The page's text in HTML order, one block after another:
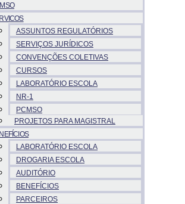
ASSUNTOS REGULATÓRIOS
SERVIÇOS JURÍDICOS
CONVENÇÕES COLETIVAS
CURSOS
LABORATÓRIO ESCOLA
NR-1
PCMSO
PROJETOS PARA MAGISTRAL
LABORATÓRIO ESCOLA
DROGARIA ESCOLA
AUDITÓRIO
BENEFÍCIOS
PARCEIROS